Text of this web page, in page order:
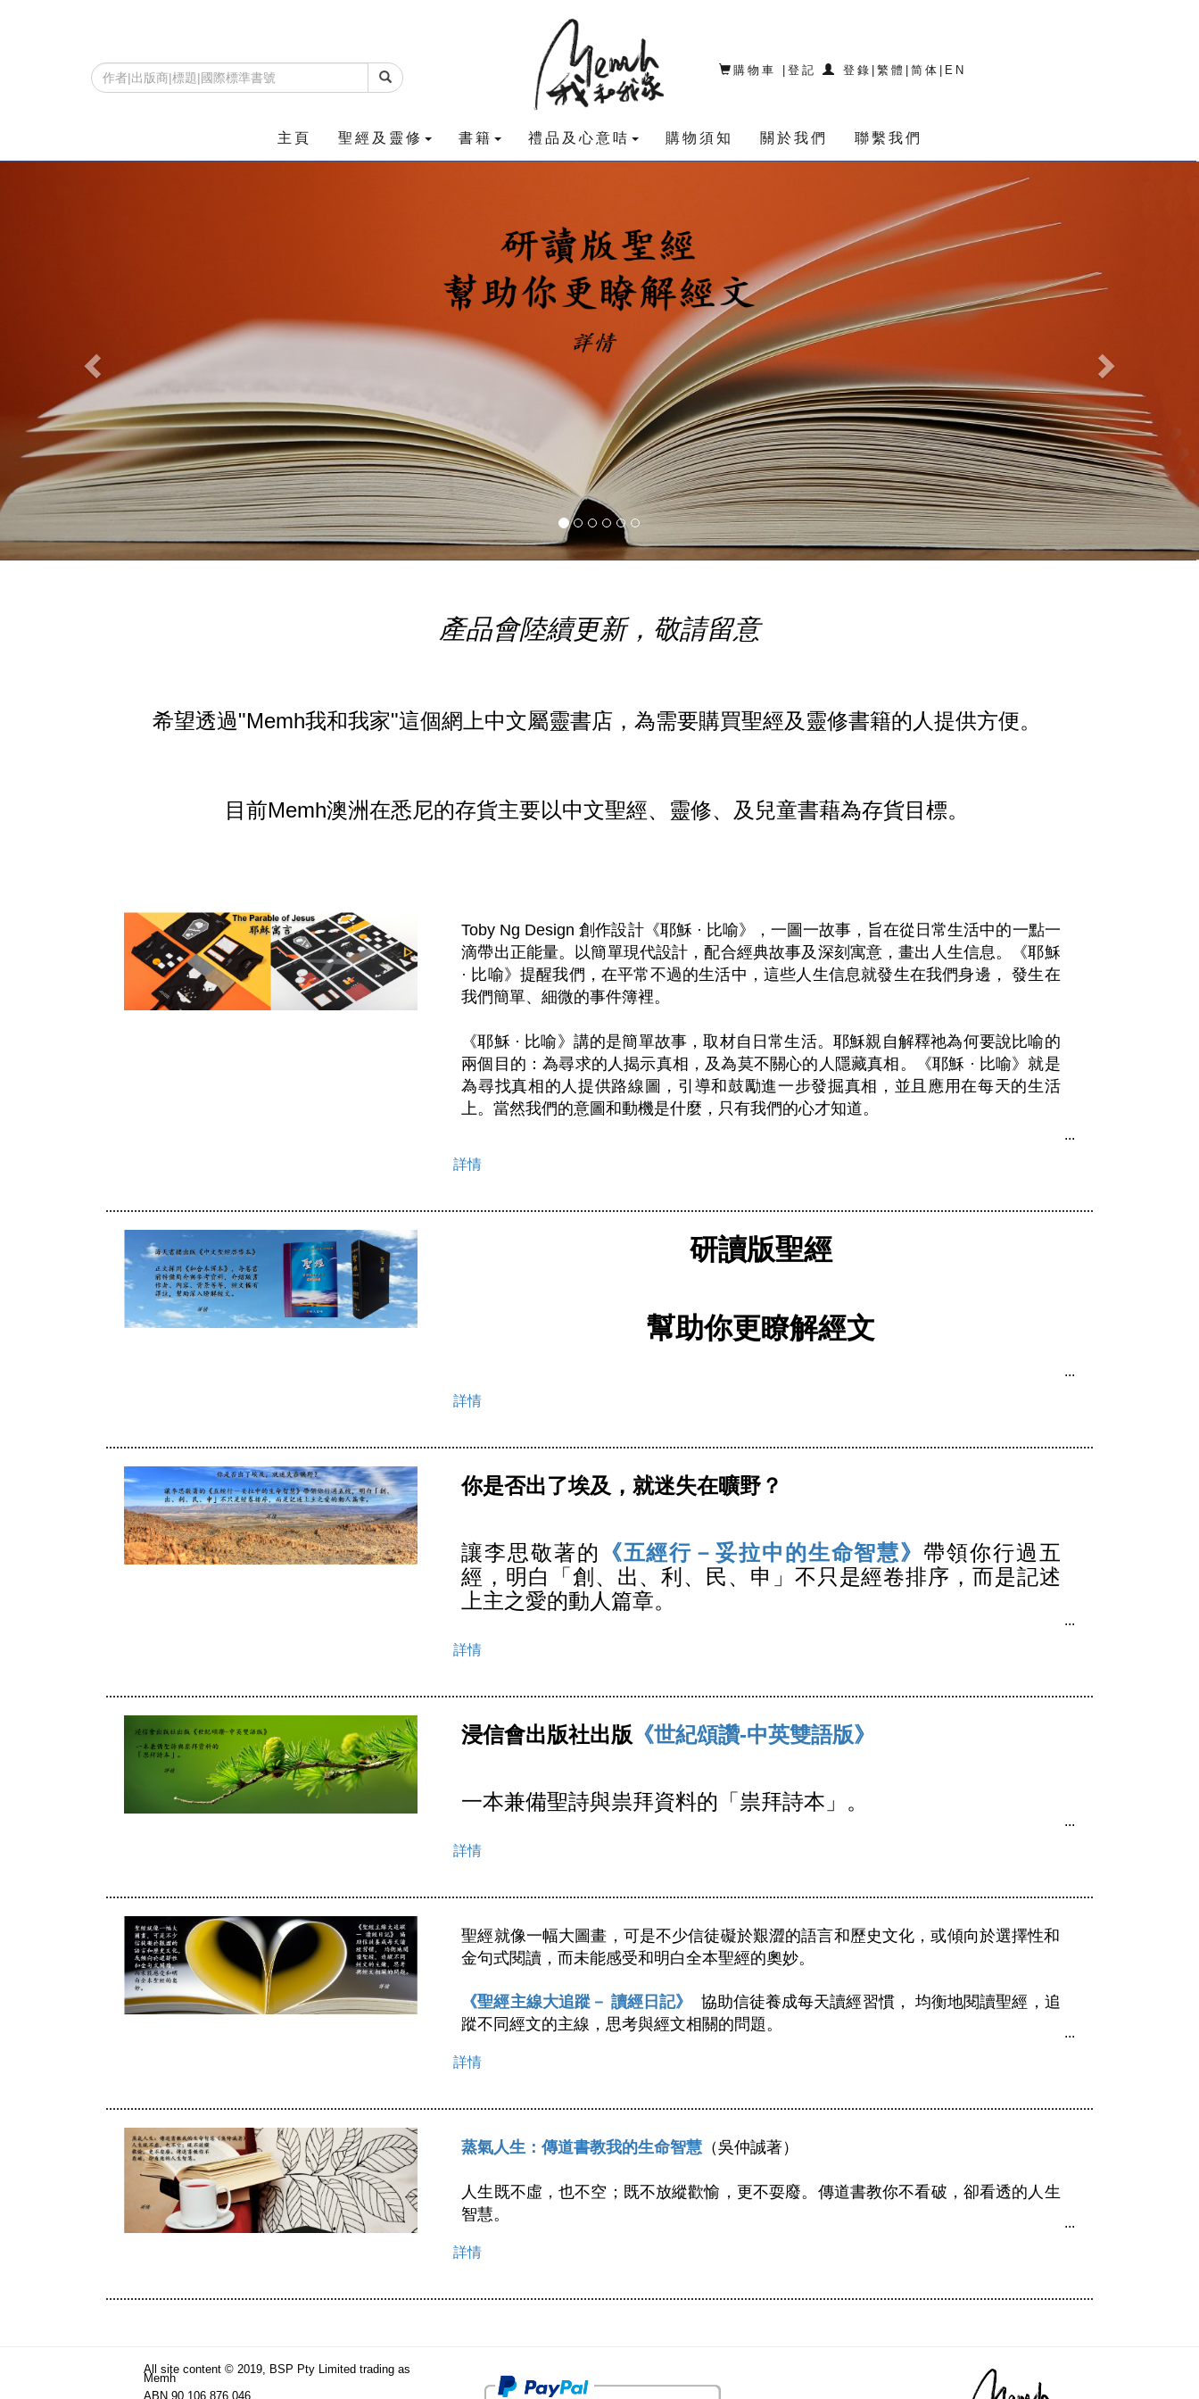
主頁 聖經及靈修 書籍 禮品及心意咭 購物須知 關於我們 聯繫我們
購物車 |登記 登錄 |繁體 |简体 EN
產品會陸續更新，敬請留意
希望透過"Memh我和我家"這個網上中文屬靈書店，為需要購買聖經及靈修書籍的人提供方便。
目前Memh澳洲在悉尼的存貨主要以中文聖經、靈修、及兒童書藉為存貨目標。
Toby Ng Design 創作設計《耶穌 · 比喻》，一圖一故事，旨在從日常生活中的一點一
滴帶出正能量。以簡單現代設計，配合經典故事及深刻寓意，畫出人生信息。《耶穌
· 比喻》提醒我們，在平常不過的生活中，這些人生信息就發生在我們身邊， 發生在
我們簡單、細微的事件簿裡。
《耶穌 · 比喻》講的是簡單故事，取材自日常生活。耶穌親自解釋祂為何要說比喻的
兩個目的：為尋求的人揭示真相，及為莫不關心的人隱藏真相。《耶穌 · 比喻》就是
為尋找真相的人提供路線圖，引導和鼓勵進一步發掘真相，並且應用在每天的生活
詳情
研讀版聖經
幫助你更瞭解經文
詳情
你是否出了埃及，就迷失在曠野？
讓李思敬著的 《五經行－妥拉中的生命智慧》 帶領你行過五
經，明白「創、出、利、民、申」不只是經卷排序，而是記述
上主之愛的動人篇章。
詳情
浸信會出版社出版 《世紀頌讚-中英雙語版》
一本兼備聖詩與祟拜資料的「祟拜詩本」。
詳情
聖經就像一幅大圖畫，可是不少信徒礙於艱澀的語言和歷史文化，或傾向於選擇性和
金句式閱讀，而未能感受和明白全本聖經的奧妙。
《聖經主線大追蹤－ 讀經日記》
  協助信徒養成每天讀經習慣， 均衡地閱讀聖經，追
蹤不同經文的主線，思考與經文相關的問題。
詳情
蒸氣人生：傳道書教我的生命智慧 （吳仲誠著）
人生既不虛，也不空；既不放縱歡愉，更不耍廢。傳道書教你不看破，卻看透的人生
智慧。
詳情
All site content © 2019, BSP Pty Limited trading as
Memh
ABN 90 106 876 046